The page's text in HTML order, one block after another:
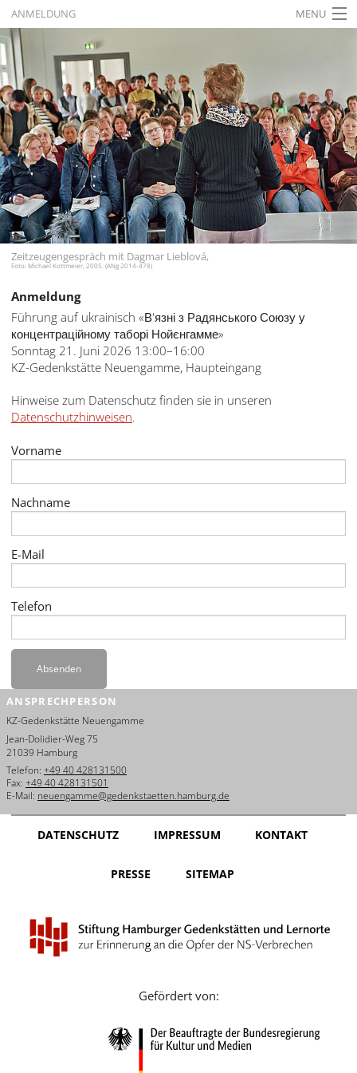
ANMELDUNG MENU
STARTSEITE
AKTUELLES
AUSSTELLUNGEN
GESCHICHTE
BILDUNG
FORSCHUNG
SERVICE
Deutsch Zurück
Deutsch
English
Français
Español
Nederlands
Polski
Русский
日
本
語
Zeitzeugengespräch mit Dagmar Lieblová,
Foto: Michael Kottmeier, 2005. (ANg 2014-478)
Anmeldung
Führung auf ukrainisch «В'язні з Радянського Союзу у
концентраційному таборі Нойєнгамме»
Sonntag 21. Juni 2026 13:00–16:00
KZ-Gedenkstätte Neuengamme, Haupteingang
Hinweise zum Datenschutz finden sie in unseren
Datenschutzhinweisen.
Vorname
Nachname
E-Mail
Telefon
Absenden
ANSPRECHPERSON
KZ-Gedenkstätte Neuengamme
Jean-Dolidier-Weg 75
21039 Hamburg
Telefon: +49 40 428131500
Fax: +49 40 428131501
E-Mail: neuengamme@gedenkstaetten.hamburg.de
DATENSCHUTZ IMPRESSUM KONTAKT
PRESSE SITEMAP
Gefördert von: